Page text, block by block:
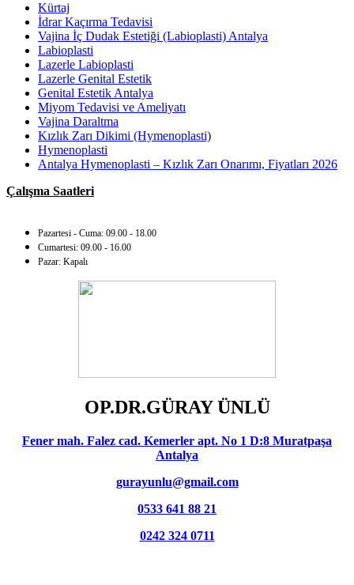
Kürtaj
İdrar Kaçırma Tedavisi
Vajina İç Dudak Estetiği (Labioplasti) Antalya
Labioplasti
Lazerle Labioplasti
Lazerle Genital Estetik
Genital Estetik Antalya
Miyom Tedavisi ve Ameliyatı
Vajina Daraltma
Kızlık Zarı Dikimi (Hymenoplasti)
Hymenoplasti
Antalya Hymenoplasti – Kızlık Zarı Onarımı, Fiyatları 2026
Çalışma Saatleri
Pazartesi - Cuma: 09.00 - 18.00
Cumartesi: 09.00 - 16.00
Pazar: Kapalı
OP.DR.GÜRAY ÜNLÜ
Fener mah. Falez cad. Kemerler apt. No 1 D:8 Muratpaşa
Antalya
gurayunlu@gmail.com
0533 641 88 21
0242 324 0711